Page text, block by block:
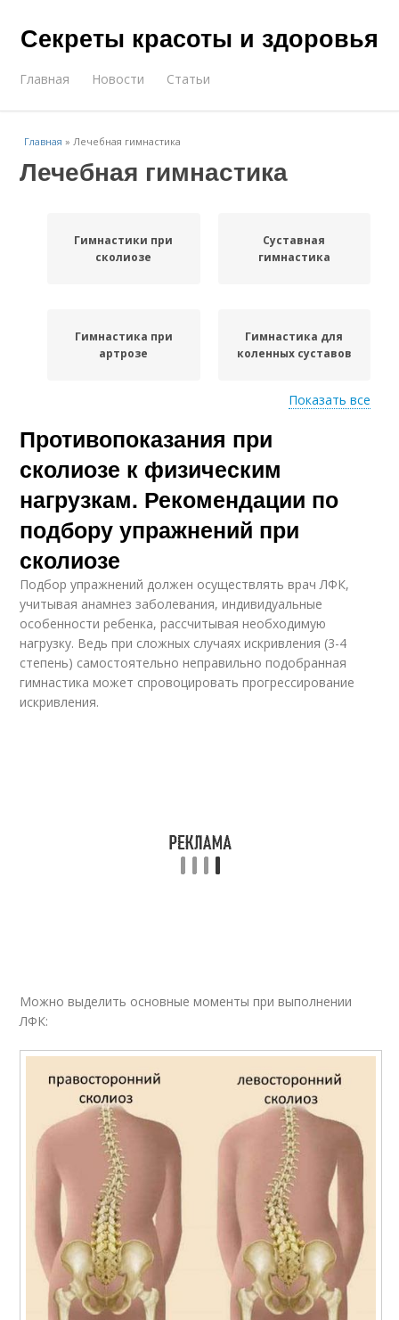
Секреты красоты и здоровья
Главная Новости Статьи
Главная »Лечебная гимнастика
Лечебная гимнастика
Гимнастики при
сколиозе
Суставная
гимнастика
Гимнастика при
артрозе
Гимнастика для
коленных суставов
Гимнастика для
лечения
Гимнастика для
пожилых людей
Китайская
гимнастика
Постельная
гимнастика
Гимнастика для
суставов
Гимнастика для
улучшения
Показать все
Противопоказания при
сколиозе к физическим
нагрузкам. Рекомендации по
подбору упражнений при
сколиозе
Подбор упражнений должен осуществлять врач ЛФК,
учитывая анамнез заболевания, индивидуальные
особенности ребенка, рассчитывая необходимую
нагрузку. Ведь при сложных случаях искривления (3-4
степень) самостоятельно неправильно подобранная
гимнастика может спровоцировать прогрессирование
искривления.
Можно выделить основные моменты при выполнении
ЛФК: